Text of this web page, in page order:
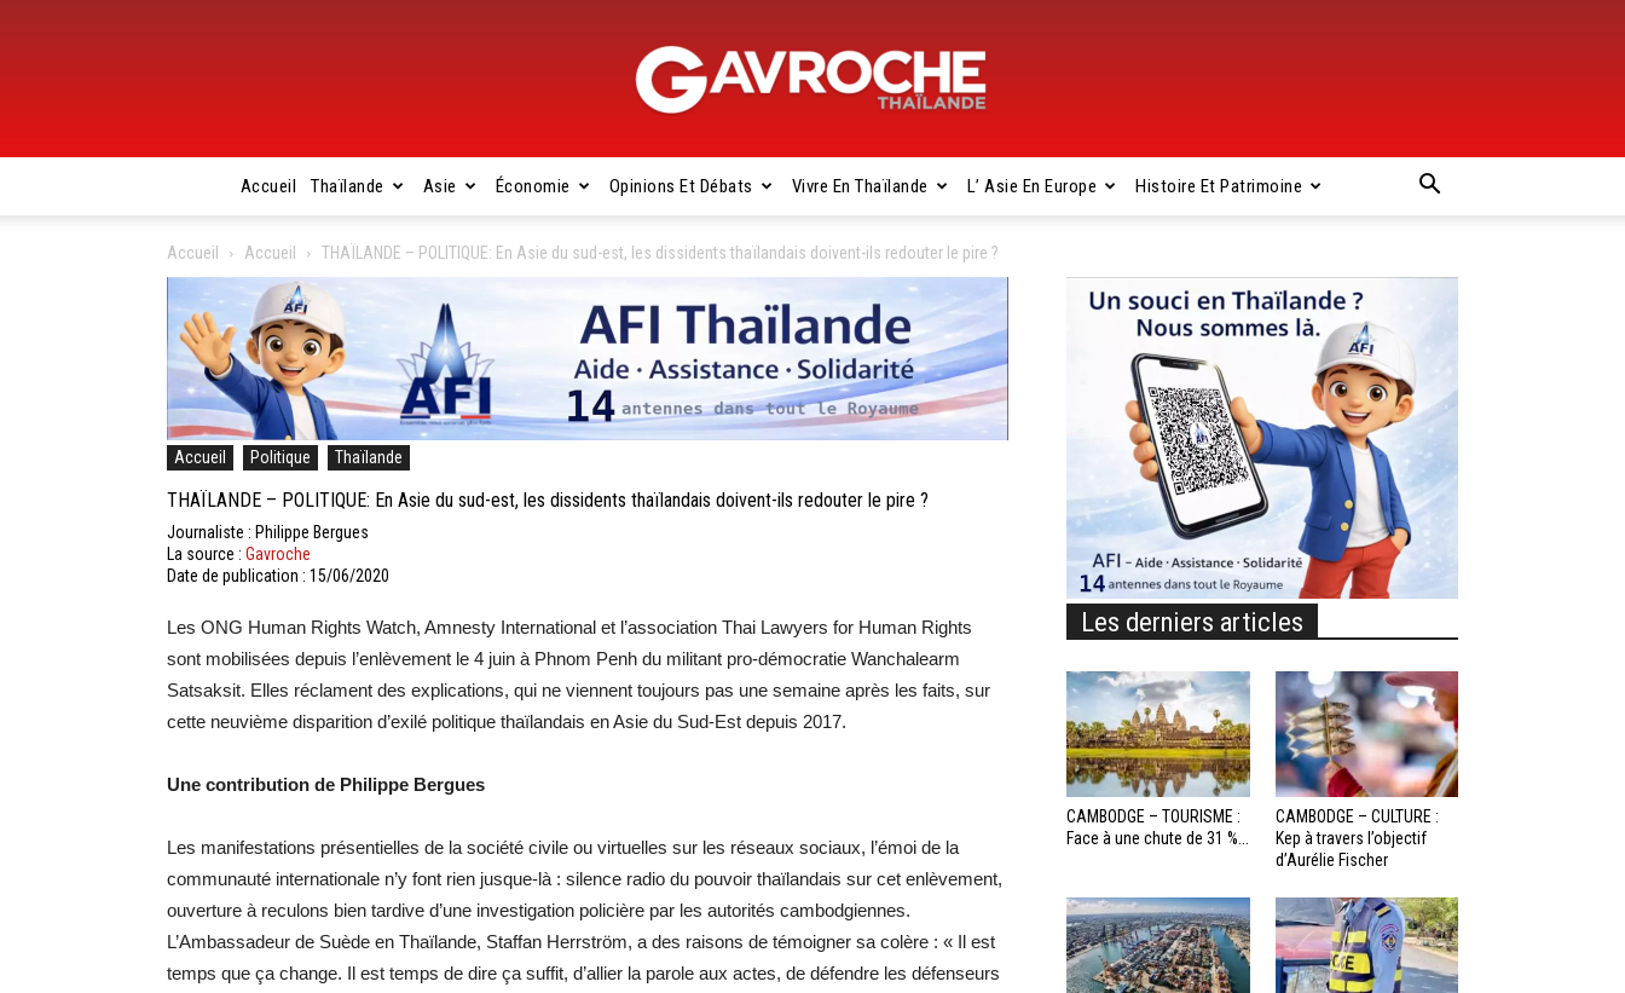
Gavroche
Thaïlande
Accueil Thaïlande Asie Économie Opinions Et Débats Vivre En Thaïlande L’ Asie En Europe Histoire Et Patrimoine
Accueil Accueil THAÏLANDE – POLITIQUE: En Asie du sud-est, les dissidents thaïlandais doivent-ils redouter le pire ?
Accueil Politique Thaïlande
THAÏLANDE – POLITIQUE: En Asie du sud-est, les dissidents thaïlandais doivent-ils redouter le pire ?
Journaliste : Philippe Bergues
La source : Gavroche
Date de publication : 15/06/2020
Les ONG Human Rights Watch, Amnesty International et l’association Thai Lawyers for Human Rights
sont mobilisées depuis l’enlèvement le 4 juin à Phnom Penh du militant pro-démocratie Wanchalearm
Satsaksit. Elles réclament des explications, qui ne viennent toujours pas une semaine après les faits, sur
cette neuvième disparition d’exilé politique thaïlandais en Asie du Sud-Est depuis 2017.
Une contribution de Philippe Bergues
Les manifestations présentielles de la société civile ou virtuelles sur les réseaux sociaux, l’émoi de la
communauté internationale n’y font rien jusque-là : silence radio du pouvoir thaïlandais sur cet enlèvement,
ouverture à reculons bien tardive d’une investigation policière par les autorités cambodgiennes.
L’Ambassadeur de Suède en Thaïlande, Staffan Herrström, a des raisons de témoigner sa colère : « Il est
temps que ça change. Il est temps de dire ça suffit, d’allier la parole aux actes, de défendre les défenseurs
Les derniers articles
CAMBODGE – TOURISME :
Face à une chute de 31 %...
CAMBODGE – CULTURE :
Kep à travers l’objectif
d’Aurélie Fischer